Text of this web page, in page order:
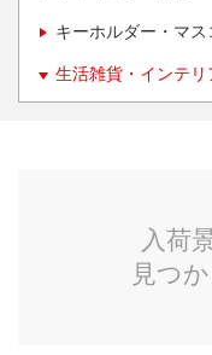
キーホルダー・マ
生活雑貨・インテリ